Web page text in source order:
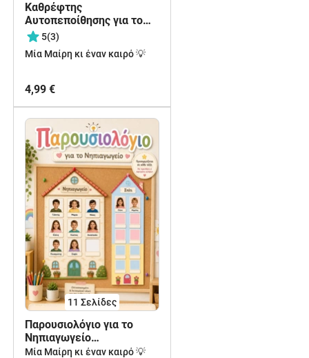
Καθρέφτης
Αυτοπεποίθησης για το
Νηπιαγωγείο
5(3)
Μία Μαίρη κι έναν καιρό 💡
4,99 €
11 Σελίδες
Παρουσιολόγιο για το
Νηπιαγωγείο
-Διαδραστικό &
Μία Μαίρη κι έναν καιρό 💡